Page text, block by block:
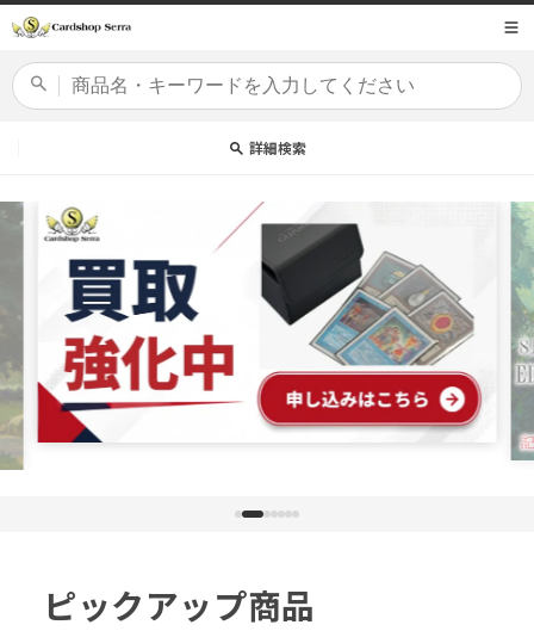
ンツに
詳細検索
商品コード
カードセット
ピックアップ商品